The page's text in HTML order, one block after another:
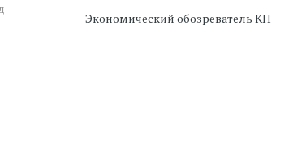
Экономический обозреватель КП